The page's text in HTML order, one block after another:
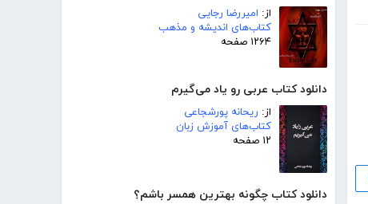
از: امیررضا رجایی
کتاب‌های اندیشه و مذهب
۱۲۶۴ صفحه
دانلود کتاب عربی رو یاد می‌گیرم
از: ریحانه پورشجاعی
کتاب‌های آموزش زبان
۱۲ صفحه
دانلود کتاب چگونه بهترین همسر باشم؟